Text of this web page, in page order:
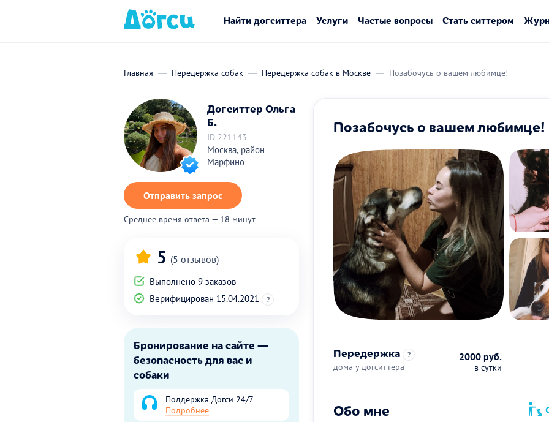
Найти догситтера Услуги Частые вопросы Стать ситтером
Главная Передержка собак Передержка собак в Москве Позабочусь о вашем любимце!
Догситтер Ольга
Б.
ID 221143
Москва, район
Марфино
Отправить запрос
Среднее время ответа — 18 минут
5 (5 отзывов)
Выполнено 9 заказов
Верифицирован 15.04.2021
?
Бронирование на сайте —
безопасность для вас и
собаки
Поддержка Догси 24/7
Подробнее
Позабочусь о вашем любимце!
Передержка ?
дома у догситтера
2000 руб.
в сутки
Обо мне